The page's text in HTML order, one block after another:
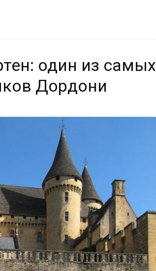
один из самых
Дордони